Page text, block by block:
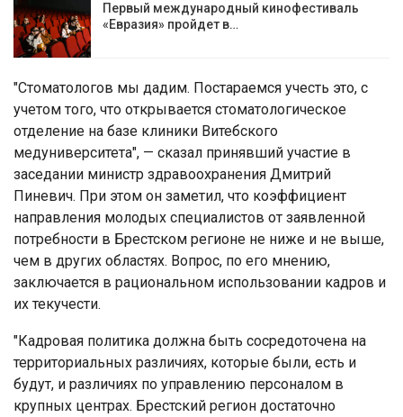
Первый международный кинофестиваль
«Евразия» пройдет в…
"Стоматологов мы дадим. Постараемся учесть это, с
учетом того, что открывается стоматологическое
отделение на базе клиники Витебского
медуниверситета", — сказал принявший участие в
заседании министр здравоохранения Дмитрий
Пиневич. При этом он заметил, что коэффициент
направления молодых специалистов от заявленной
потребности в Брестском регионе не ниже и не выше,
чем в других областях. Вопрос, по его мнению,
заключается в рациональном использовании кадров и
их текучести.
"Кадровая политика должна быть сосредоточена на
территориальных различиях, которые были, есть и
будут, и различиях по управлению персоналом в
крупных центрах. Брестский регион достаточно